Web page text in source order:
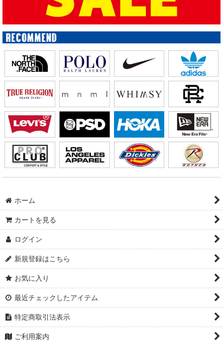
ホーム
カートを見る
ログイン
新規登録はこちら
お気に入り
最近チェックしたアイテム
特定商取引法表示
ご利用案内